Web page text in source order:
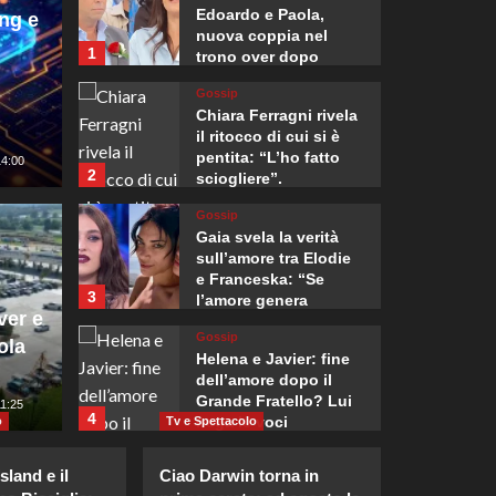
i controlli
i viaggiatori in
Il commissario
i due Paesi
e
e
1
Edoardo e Paola,
nuova coppia nel
trono over dopo
incontri.
2
Gossip
Chiara Ferragni rivela
il ritocco di cui si è
pentita: “L’ho fatto
sciogliere”.
3
Gossip
Gaia svela la verità
sull’amore tra Elodie
e Franceska: “Se
l’amore genera
4
Gossip
Helena e Javier: fine
dell’amore dopo il
Grande Fratello? Lui
nega le voci
Stefano De Martino
e il
Tv e Spettacolo
Ciao Darwin torna in